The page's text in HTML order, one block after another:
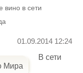
вино в сети
01.09.2014 12:24
В сети